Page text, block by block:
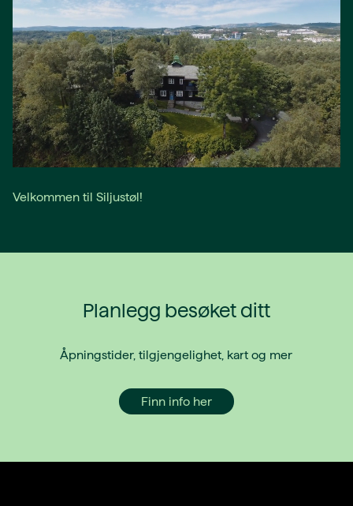
Velkommen til Siljustøl!
Planlegg besøket ditt
Åpningstider, tilgjengelighet, kart og mer
Finn info her